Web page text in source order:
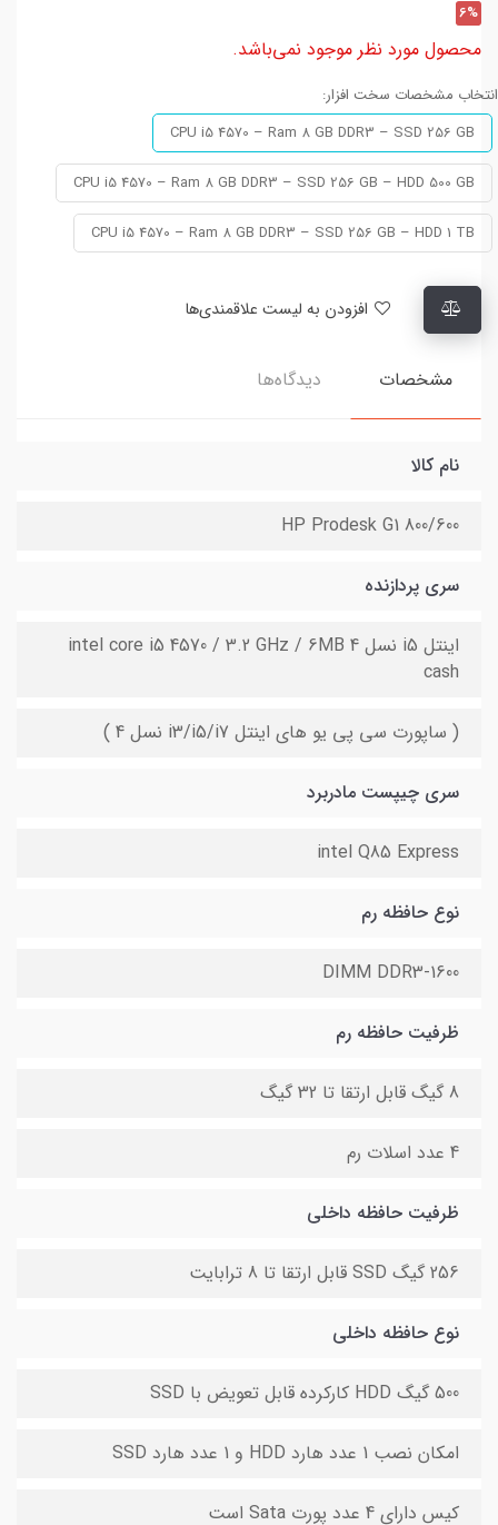
6%
محصول مورد نظر موجود نمی‌باشد.
انتخاب مشخصات سخت افزار:
CPU i5 4570 – Ram 8 GB DDR3 – SSD 256 GB
CPU i5 4570 – Ram 8 GB DDR3 – SSD 256 GB – HDD 500 GB
CPU i5 4570 – Ram 8 GB DDR3 – SSD 256 GB – HDD 1 TB
مشخصات دیدگاه‌ها
نام کالا
HP Prodesk G1 800/600
سری پردازنده
اینتل i5 نسل 4 intel core i5 4570 / 3.2 GHz / 6MB
cash
( ساپورت سی پی یو های اینتل i3/i5/i7 نسل 4 )
سری چیپست مادربرد
intel Q85 Express
نوع حافظه رم
DIMM DDR3-1600
ظرفیت حافظه رم
8 گیگ قابل ارتقا تا 32 گیگ
4 عدد اسلات رم
ظرفیت حافظه داخلی
256 گیگ SSD قابل ارتقا تا 8 ترابایت
نوع حافظه داخلی
500 گیگ HDD کارکرده قابل تعویض با SSD
امکان نصب 1 عدد هارد HDD و 1 عدد هارد SSD
کیس دارای 4 عدد پورت Sata است